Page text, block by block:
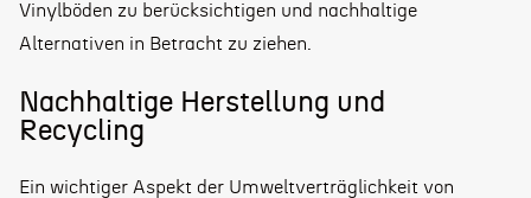
Vinylböden zu berücksichtigen und nachhaltige
Alternativen in Betracht zu ziehen.
Nachhaltige Herstellung und
Recycling
Ein wichtiger Aspekt der Umweltverträglichkeit von